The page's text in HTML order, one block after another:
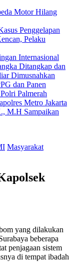
Motor Hilang
Penggelapan
Pelaku
Internasional
Ditangkap dan
Dimusnahkan
dan Panen
Palmerah
Metro Jakarta
M.H Sampaikan
Masyarakat
yang dilakukan
beberapa
penjagaan sistem
di tempat ibadah